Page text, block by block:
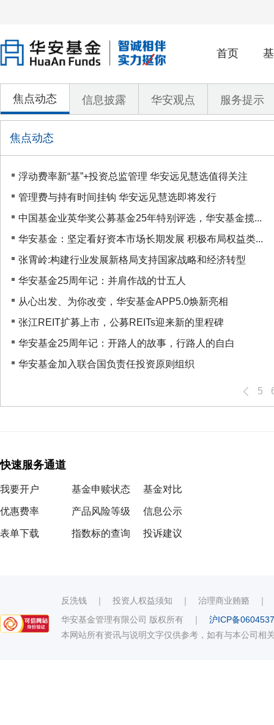
首页
焦点动态 信息披露 华安观点 服务提示
焦点动态
浮动费率新“基”+投资总监管理 华安远见慧选值得关注
管理费与持有时间挂钩 华安远见慧选即将发行
中国基金业英华奖公募基金25年特别评选，华安基金揽...
华安基金：坚定看好资本市场长期发展 积极布局权益类...
张霄岭:构建行业发展新格局支持国家战略和经济转型
华安基金25周年记：并肩作战的廿五人
从心出发、为你改变，华安基金APP5.0焕新亮相
张江REIT扩募上市，公募REITs迎来新的里程碑
华安基金25周年记：开路人的故事，行路人的自白
华安基金加入联合国负责任投资原则组织
5
快速服务通道
我要开户
优惠费率
表单下载
基金申赎状态
产品风险等级
指数标的查询
基金对比
信息公示
投诉建议
反洗钱 ｜ 投资人权益须知 ｜ 治理商业贿赂
华安基金管理有限公司 版权所有 ｜ 沪ICP备
本网站所有资讯与说明文字仅供参考，如有与本公司相